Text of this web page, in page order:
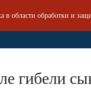
в области обработки и
гибели